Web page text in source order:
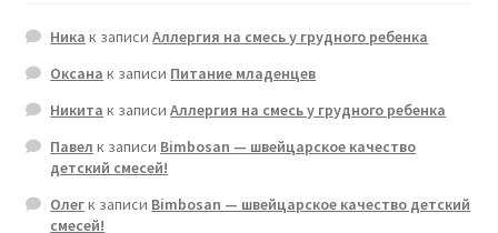
Ника к записиАллергия на смесь у грудного ребенка
Оксана к записи Питание младенцев
Никита к записиАллергия на смесь у грудного ребенка
Павел к записи Bimbosan — швейцарское качество
детский смесей!
Олегк записи Bimbosan — швейцарское качество детский
смесей!